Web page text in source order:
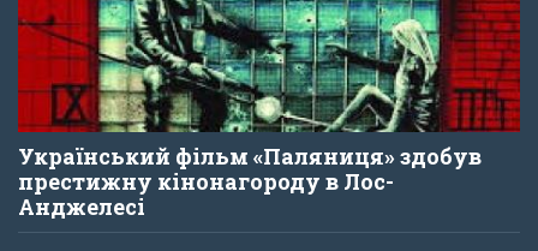
Український фільм «Паляниця» здобув
престижну кінонагороду в Лос-
Анджелесі